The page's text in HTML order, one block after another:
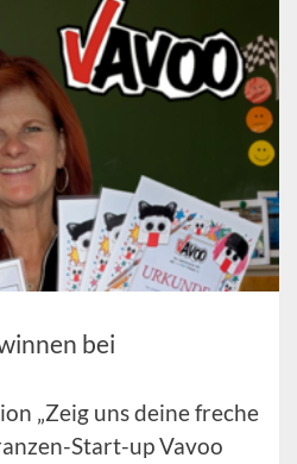
bei
„Zeig uns deine freche
Start-up Vavoo